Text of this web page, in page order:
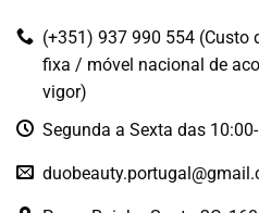
(+351) 937 990 554 (Custo
fixa / móvel nacional de
vigor)
Segunda a Sexta das